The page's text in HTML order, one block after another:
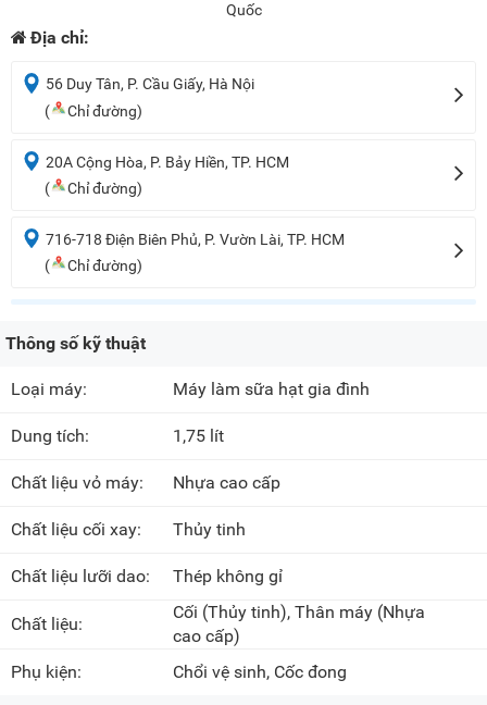
Quốc
Địa chỉ:
56 Duy Tân, P. Cầu Giấy, Hà Nội
(
Chỉ đường)
20A Cộng Hòa, P. Bảy Hiền, TP. HCM
(
Chỉ đường)
716-718 Điện Biên Phủ, P. Vườn Lài, TP. HCM
(
Chỉ đường)
Thông số kỹ thuật
Loại máy: Máy làm sữa hạt gia đình
Dung tích: 1,75 lít
Chất liệu vỏ máy: Nhựa cao cấp
Chất liệu cối xay: Thủy tinh
Chất liệu lưỡi dao: Thép không gỉ
Chất liệu:
Cối (Thủy tinh), Thân máy (Nhựa
cao cấp)
Phụ kiện:
Chổi vệ sinh, Cốc đong